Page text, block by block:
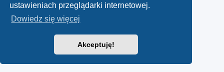
ustawieniach przeglądarki internetowej.
Dowiedz się więcej
Akceptuję!